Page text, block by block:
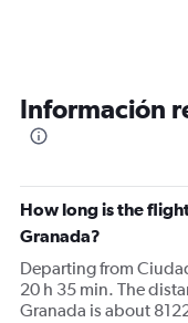
Información
How long is the
Granada?
Departing from
20 h 35 min. The
Granada is about